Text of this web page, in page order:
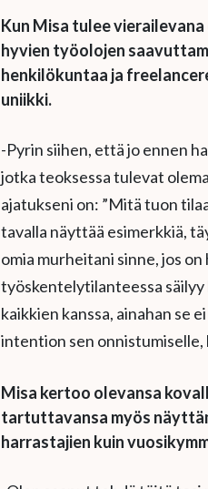
Kun Misa tulee
hyvien työolojen
henkilökuntaa ja
uniikki.
-Pyrin siihen, että jo ennen
jotka teoksessa tulevat
ajatukseni on: ”Mitä tuon
tavalla näyttää esimerkkiä,
omia murheitani sinne, jos
työskentelytilanteessa säilyy
kaikkien kanssa, ainahan se
intention sen onnistumiselle,
Misa kertoo olevansa
tartuttavansa myös
harrastajien kuin